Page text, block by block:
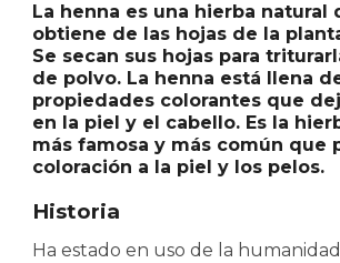
La henna es una hierba natural
obtiene de las hojas de la
Se secan sus hojas para
de polvo. La henna está llena
propiedades colorantes que
en la piel y el cabello. Es la
más famosa y más común que
coloración a la piel y los pelos.
Historia
Ha estado en uso de la